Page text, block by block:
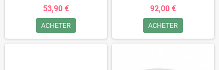
53,90 €
ACHETER
92,00 €
ACHETER